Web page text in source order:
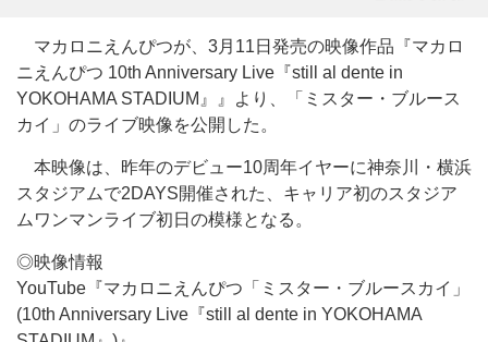
マカロニえんぴつが、3月11日発売の映像作品『マカロ
ニえんぴつ 10th Anniversary Live『still al dente in
YOKOHAMA STADIUM』』より、「ミスター・ブルース
カイ」のライブ映像を公開した。
本映像は、昨年のデビュー10周年イヤーに神奈川・横浜
スタジアムで2DAYS開催された、キャリア初のスタジア
ムワンマンライブ初日の模様となる。
◎映像情報
YouTube『マカロニえんぴつ「ミスター・ブルースカイ」
(10th Anniversary Live『still al dente in YOKOHAMA